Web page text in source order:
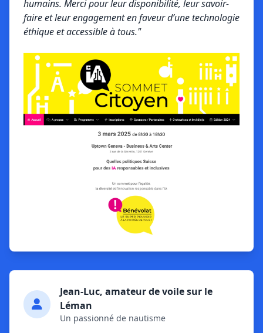
humains. Merci pour leur disponibilité, leur savoir-
faire et leur engagement en faveur d’une technologie
éthique et accessible à tous."
Jean-Luc, amateur de voile sur le
Léman
Un passionné de nautisme